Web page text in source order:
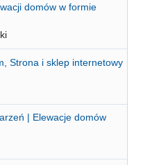
domów w formie
Strona i sklep internetowy
| Elewacje domów